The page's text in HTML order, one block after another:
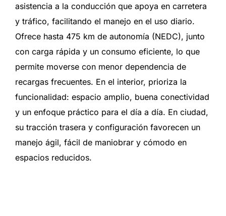
asistencia a la conducción que apoya en carretera
y tráfico, facilitando el manejo en el uso diario.
Ofrece hasta 475 km de autonomía (NEDC), junto
con carga rápida y un consumo eficiente, lo que
permite moverse con menor dependencia de
recargas frecuentes. En el interior, prioriza la
funcionalidad: espacio amplio, buena conectividad
y un enfoque práctico para el día a día. En ciudad,
su tracción trasera y configuración favorecen un
manejo ágil, fácil de maniobrar y cómodo en
espacios reducidos.